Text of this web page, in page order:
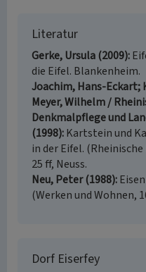
Literatur
Gerke, Ursula (2009)
die Eifel. Blankenheim.
Joachim, Hans-Eckart;
Meyer, Wilhelm /
Denkmalpflege und
(1998) Kartstein und
in der Eifel.
25 ff, Neuss.
Neu, Peter (1988)
(Werken und Wohnen,
Dorf Eiserfey